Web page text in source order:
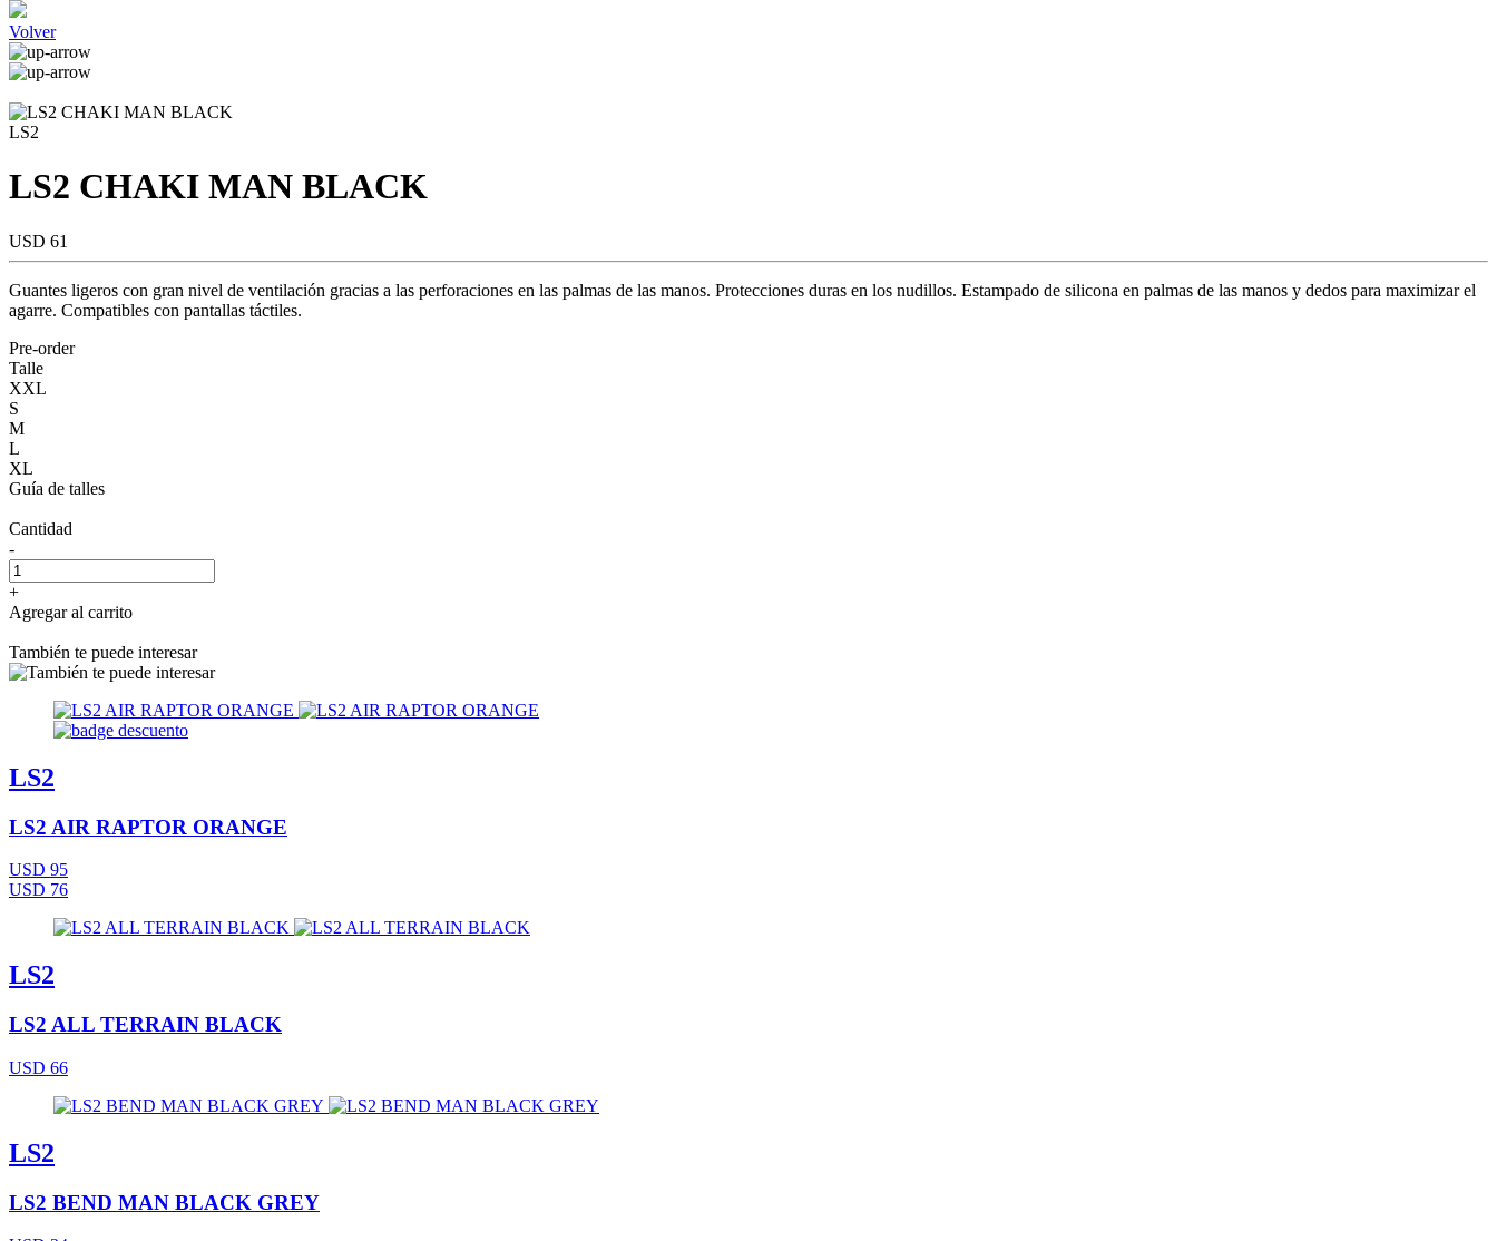
Volver
LS2
LS2 CHAKI MAN BLACK
USD 61
Guantes ligeros con gran nivel de ventilación gracias a las perforaciones en las palmas de las manos. Protecciones duras en los nudillos. Estampado de silicona en palmas de las manos y dedos para maximizar el
agarre. Compatibles con pantallas táctiles.
Pre-order
Talle
XXL
S
M
L
XL
Guía de talles
Cantidad
-
+
Agregar al carrito
También te puede interesar
LS2
LS2 AIR RAPTOR ORANGE
USD 95
USD 76
LS2
LS2 ALL TERRAIN BLACK
USD 66
LS2
LS2 BEND MAN BLACK GREY